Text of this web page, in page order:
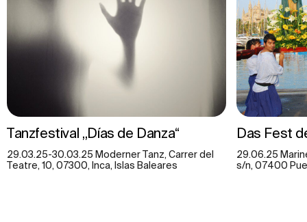
Tanzfestival „Días de Danza“
29.03.25-30.03.25 Moderner Tanz, Carrer del
Teatre, 10, 07300, Inca, Islas Baleares
Das Fest
29.06.25
s/n, 07400